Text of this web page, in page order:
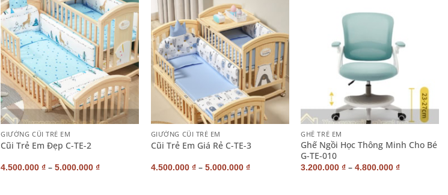
GIƯỜNG CŨI TRẺ EM
Cũi Trẻ Em Đẹp C-TE-2
4.500.000₫ –5.000.000₫
GIƯỜNG CŨI TRẺ EM
Cũi Trẻ Em Giá Rẻ C-TE-3
4.500.000 ₫– 5.000.000 ₫
GHẾ TRẺ EM
Ghế Ngồi Học Thông Minh Cho Bé
G-TE-010
3.200.000₫ –4.800.000₫